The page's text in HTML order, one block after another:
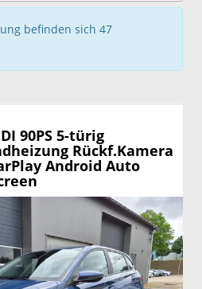
befinden sich 47
90PS 5-türig
Rückf.Kamera
Android Auto